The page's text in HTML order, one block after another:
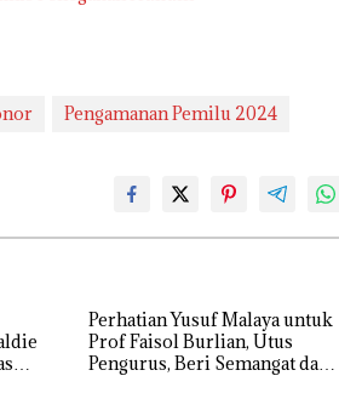
Pengamanan Pemilu 2024
Perhatian Yusuf Malaya untuk
Prof Faisol Burlian, Utus
Pengurus, Beri Semangat dan